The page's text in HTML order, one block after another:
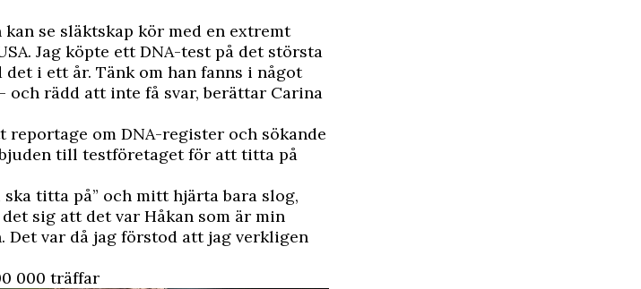
se släktskap kör med en extremt
Jag köpte ett DNA-test på det största
i ett år. Tänk om han fanns i något
och rädd att inte få svar, berättar Carina
om DNA-register och sökande
till testföretaget för att titta på
titta på” och mitt hjärta bara slog,
sig att det var Håkan som är min
Det var då jag förstod att jag verkligen
000 träffar